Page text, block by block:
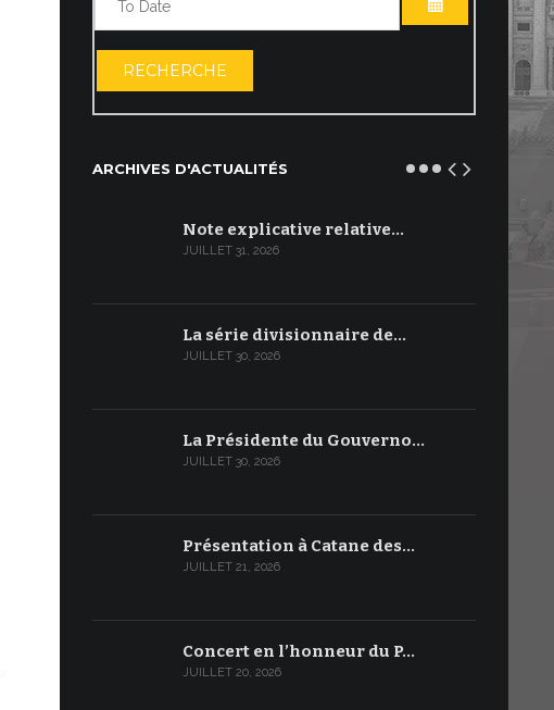
OUVRIR LE
RECHERCHE
ARCHIVES D'ACTUALITÉS
Note explicative relative…
JUILLET 31, 2026
La série divisionnaire de…
JUILLET 30, 2026
La Présidente du Gouverno…
JUILLET 30, 2026
Présentation à Catane des…
JUILLET 21, 2026
Concert en l’honneur du P…
JUILLET 20, 2026